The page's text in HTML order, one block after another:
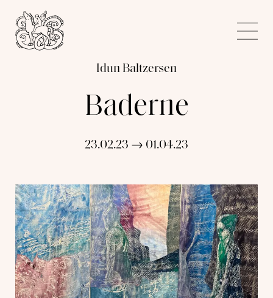
Kunstnerforbundet
Idun Baltzersen
Baderne
23.02.23 → 01.04.23